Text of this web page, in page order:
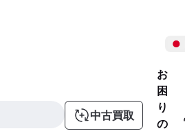
中古買取
お
困
り
の